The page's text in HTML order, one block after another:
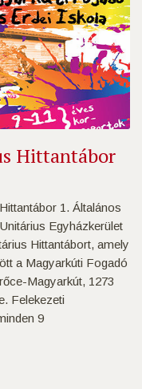
Hittantábor
1. Általános
Egyházkerület
Hittantábort, amely
a Magyarkúti Fogadó
Magyarkút, 1273
Felekezeti
9